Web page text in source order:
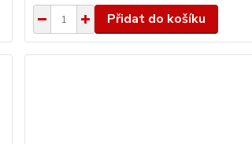
Přidat do košíku